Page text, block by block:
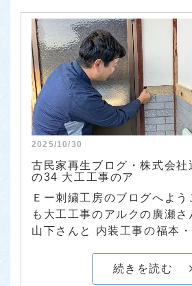
2025/10/30
古民家再生ブログ・株式会社
の34 大工工事のア
Ｅー刺繍工房のブログへよ
も大工工事のアルクの廣瀬さ
山下さんと 内装工事の福本・
続きを読む